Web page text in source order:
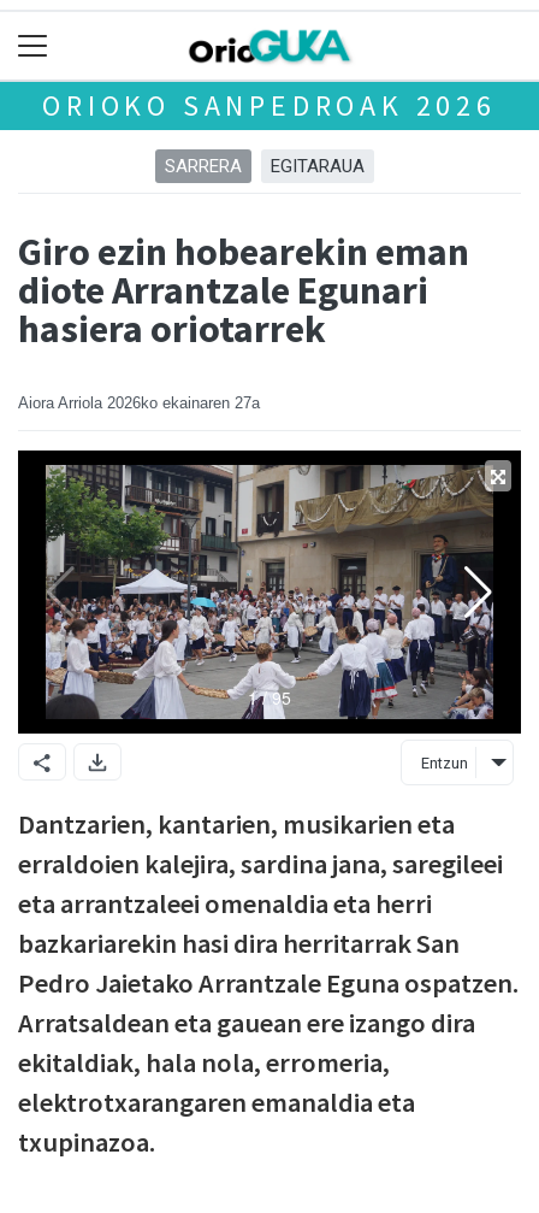
ORIOKO SANPEDROAK 2026
SARRERA EGITARAUA
Giro ezin hobearekin eman
diote Arrantzale Egunari
hasiera oriotarrek
Aiora Arriola 2026ko ekainaren 27a
Entzun
Dantzarien, kantarien, musikarien eta
erraldoien kalejira, sardina jana, saregileei
eta arrantzaleei omenaldia eta herri
bazkariarekin hasi dira herritarrak San
Pedro Jaietako Arrantzale Eguna ospatzen.
Arratsaldean eta gauean ere izango dira
ekitaldiak, hala nola, erromeria,
elektrotxarangaren emanaldia eta
txupinazoa.